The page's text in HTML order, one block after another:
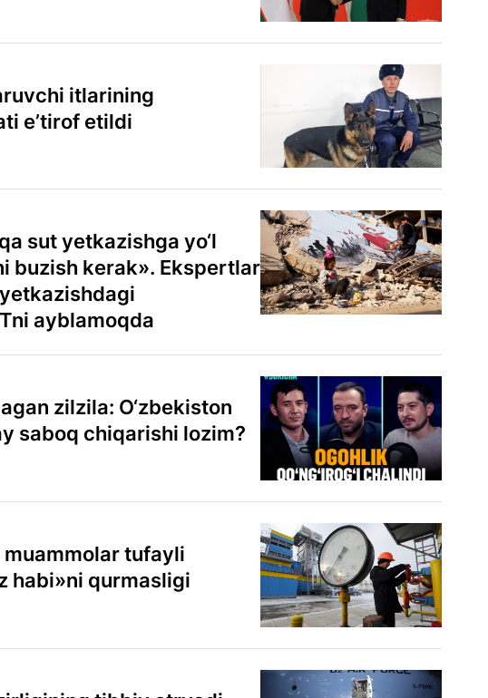
itlarining
e’tirof etildi
sut yetkazishga yo‘l
buzish kerak». Ekspertlar
ayblamoqda
zilzila: O‘zbekiston
saboq chiqarishi lozim?
tufayli
habi»ni qurmasligi